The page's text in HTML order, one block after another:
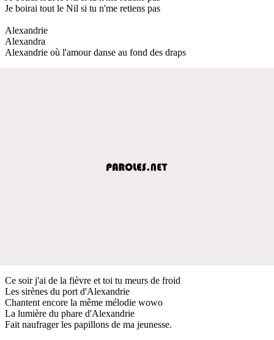
Je boirai tout le Nil si tu n'me retiens pas
Alexandrie
Alexandra
Alexandrie où l'amour danse au fond des draps
Ce soir j'ai de la fièvre et toi tu meurs de froid
Les sirènes du port d'Alexandrie
Chantent encore la même mélodie wowo
La lumière du phare d'Alexandrie
Fait naufrager les papillons de ma jeunesse.